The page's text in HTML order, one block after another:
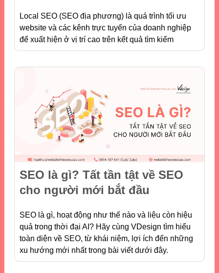
Local SEO (SEO địa phương) là quá trình tối ưu
website và các kênh trực tuyến của doanh nghiệp
để xuất hiện ở vị trí cao trên kết quả tìm kiếm
SEO là gì? Tất tần tật về SEO
cho người mới bắt đầu
SEO là gì, hoạt động như thế nào và liệu còn hiệu
quả trong thời đại AI? Hãy cùng VDesign tìm hiểu
toàn diện về SEO, từ khái niệm, lợi ích đến những
xu hướng mới nhất trong bài viết dưới đây.